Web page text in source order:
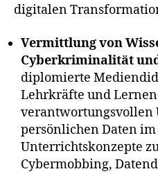
digitalen
Vermittlung von
Cyberkriminalität
diplomierte
Lehrkräfte und
verantwortungsvollen
persönlichen Daten
Unterrichtskonzepte
Cybermobbing,